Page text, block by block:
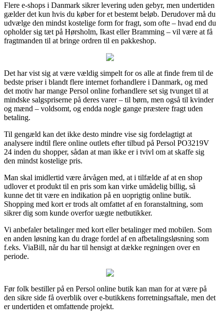
Flere e-shops i Danmark sikrer levering uden gebyr, men undertiden
gælder det kun hvis du køber for et bestemt beløb. Derudover må du
udvælge den mindst kostelige form for fragt, som ofte – hvad end du
opholder sig tæt på Hørsholm, Ikast eller Bramming – vil være at få
fragtmanden til at bringe ordren til en pakkeshop.
Det har vist sig at være vældig simpelt for os alle at finde frem til de
bedste priser i blandt flere internet forhandlere i Danmark, og med
det motiv har mange Persol online forhandlere set sig tvunget til at
mindske salgspriserne på deres varer – til børn, men også til kvinder
og mænd – voldsomt, og endda nogle gange præstere fragt uden
betaling.
Til gengæld kan det ikke desto mindre vise sig fordelagtigt at
analysere indtil flere online outlets efter tilbud på Persol PO3219V
24 inden du shopper, sådan at man ikke er i tvivl om at skaffe sig
den mindst kostelige pris.
Man skal imidlertid være årvågen med, at i tilfælde af at en shop
udlover et produkt til en pris som kan virke umådelig billig, så
kunne det tit være en indikation på en uoprigtig online butik.
Shopping med kort er trods alt omfattet af en foranstaltning, som
sikrer dig som kunde overfor uægte netbutikker.
Vi anbefaler betalinger med kort eller betalinger med mobilen. Som
en anden løsning kan du drage fordel af en afbetalingsløsning som
f.eks. ViaBill, når du har til hensigt at dække regningen over en
periode.
Før folk bestiller på en Persol online butik kan man for at være på
den sikre side få overblik over e-butikkens forretningsaftale, men det
er undertiden et omfattende projekt.